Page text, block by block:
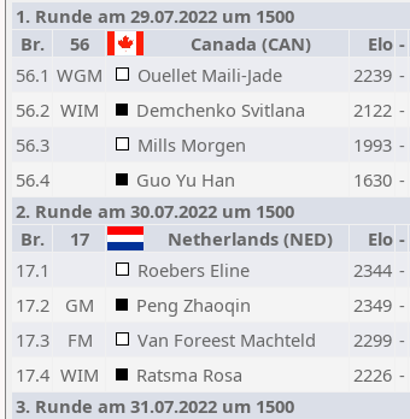
1. Runde am 29.07.2022 um 1500
Br.
56 Canada (CAN) Elo -
56.1 WGM Ouellet Maili-Jade 2239 -
56.2 WIM Demchenko Svitlana 2122 -
56.3
Mills Morgen 1993 -
56.4
Guo Yu Han 1630 -
2. Runde am 30.07.2022 um 1500
Br.
17 Netherlands (NED) Elo -
17.1
Roebers Eline 2344 -
17.2
GM Peng Zhaoqin 2349 -
17.3
FM Van Foreest Machteld 2299 -
17.4 WIM Ratsma Rosa 2226 -
3. Runde am 31.07.2022 um 1500